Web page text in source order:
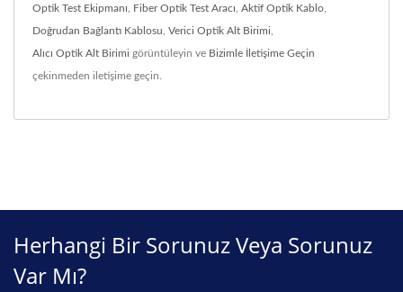
Optik Test Ekipmanı Fiber Optik Test Aracı Aktif Optik Kablo
Doğrudan Bağlantı Kablosu Verici Optik Alt Birimi
Alıcı Optik Alt Birimi görüntüleyin ve Bizimle İletişime Geçin
çekinmeden iletişime geçin.
Herhangi Bir Sorunuz Veya Sorunuz
Var Mı?